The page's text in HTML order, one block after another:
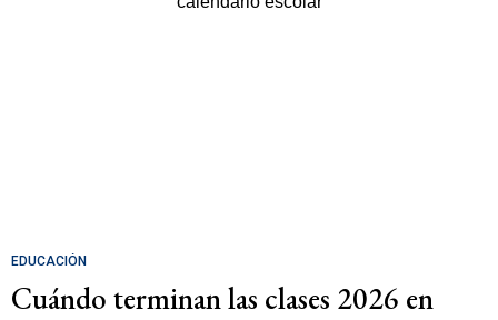
EDUCACIÓN
Cuándo terminan las clases 2026 en